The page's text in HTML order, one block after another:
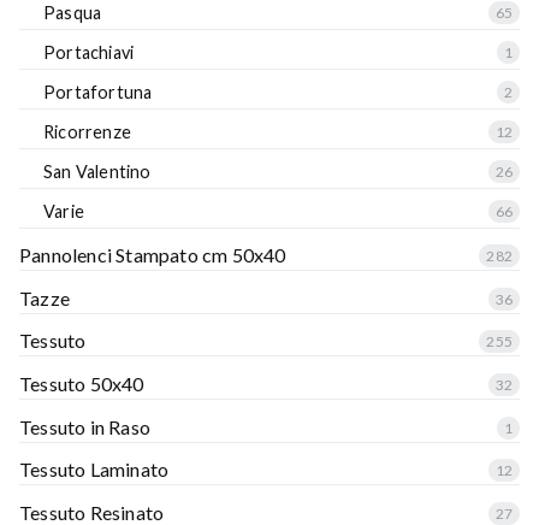
Pasqua 65
Portachiavi 1
Portafortuna 2
Ricorrenze 12
San Valentino 26
Varie 66
Pannolenci Stampato cm 50x40 282
Tazze 36
Tessuto 255
Tessuto 50x40 32
Tessuto in Raso 1
Tessuto Laminato 12
Tessuto Resinato 27